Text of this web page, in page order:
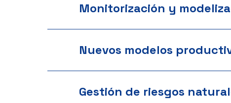
Monitorización y
Nuevos modelos
Gestión de riesgos